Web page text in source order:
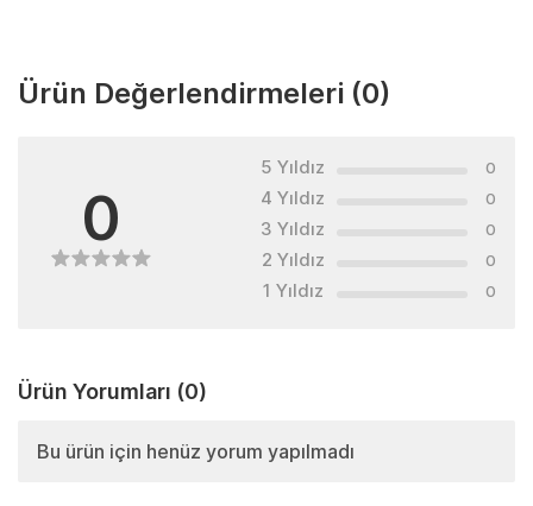
Ürün Değerlendirmeleri (0)
0
5 Yıldız 0
4 Yıldız 0
3 Yıldız 0
2 Yıldız 0
1 Yıldız 0
Ürün Yorumları (0)
Bu ürün için henüz yorum yapılmadı